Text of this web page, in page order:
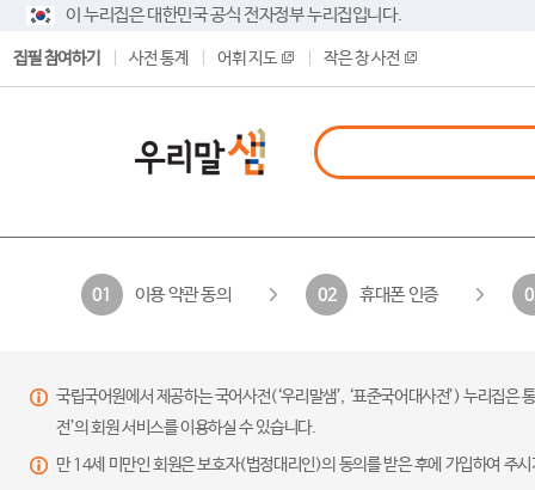
이 누리집은 대한민국 공식 전자정부 누리집입니다.
집필 참여하기 사전 통계 어휘 지도 작은 창 사전
01 이용 약관 동의 02 휴대폰 인증
국립국어원에서 제공하는 국어사전(‘우리말샘’, ‘표준국어대사전’) 누리집
전’의 회원 서비스를 이용하실 수 있습니다.
만 14세 미만인 회원은 보호자(법정대리인)의 동의를 받은 후에 가입하여 주